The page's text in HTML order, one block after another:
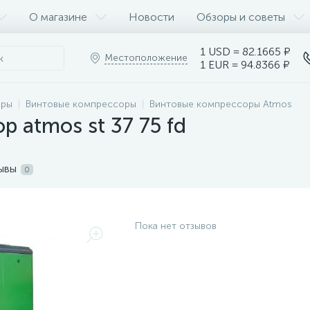
О магазине Новости Обзоры и советы
Местоположение
1 USD = 82.1665 ₽
1 EUR = 94.8366 ₽
Винтовые компрессоры Винтовые компрессоры Atmos
atmos st 37 75 fd
0
Пока нет отзывов